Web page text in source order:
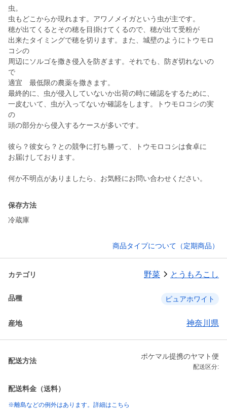
虫。
虫もどこからか現れます。アワノメイガという虫が主です。
穂が出てくるとその穂を目掛けてくるので、穂が出て受粉が
出来たタイミングで穂を切ります。また、城壁のようにトウモロ
コシの
周辺にソルゴを撒き侵入を防ぎます。それでも、防ぎ切れないの
で
適宜 最低限の農薬を撒きます。
最終的に、虫が侵入していないか出荷の時に確認をするために、
一皮むいて、虫が入ってないか確認をします。トウモロコシの実
の
頭の部分から侵入するケースが多いです。
彼ら？彼女ら？との競争に打ち勝って、トウモロコシは食卓に
お届けしております。
何か不明点がありましたら、お気軽にお問い合わせください。
保存方法
冷蔵庫
商品タイプについて（定期商品）
カテゴリ 野菜 とうもろこし
品種 ピュアホワイト
産地 神奈川県
配送方法
ポケマル提携のヤマト便
配送区分:
配送料金（送料）
※離島などの例外はあります。詳細はこちら